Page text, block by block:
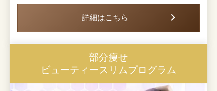
詳細はこちら
部分痩せ
ビューティースリムプログラム